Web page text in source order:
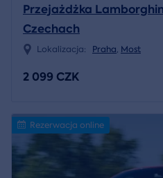
Przejażdżka
Czechach
Lokalizacja: Praha, Most
2 099 CZK
Rezerwacja online